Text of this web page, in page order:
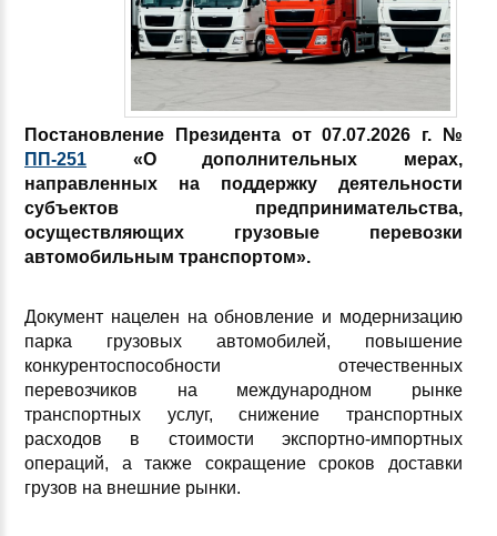
Постановление Президента от 07.07.2026 г. №
ПП-251 «О дополнительных мерах,
направленных на поддержку деятельности
субъектов предпринимательства,
осуществляющих грузовые перевозки
автомобильным транспортом».
Документ нацелен на обновление и модернизацию
парка грузовых автомобилей, повышение
конкурентоспособности отечественных
перевозчиков на международном рынке
транспортных услуг, снижение транспортных
расходов в стоимости экспортно-импортных
операций, а также сокращение сроков доставки
грузов на внешние рынки.